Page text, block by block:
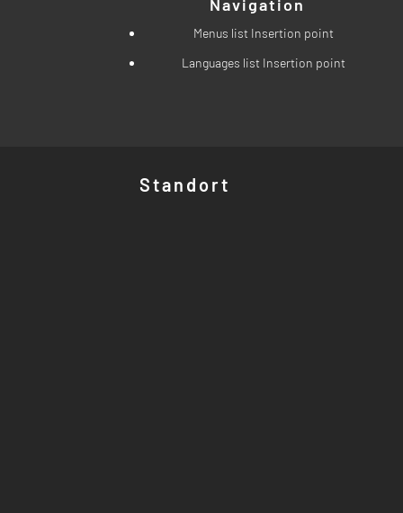
Navigation
Menus list Insertion point
Languages list Insertion point
Standort